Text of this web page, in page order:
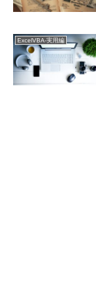
ExcelVBA-実用編